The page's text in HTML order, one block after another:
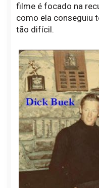
filme é focado na
como ela conseguiu
tão difícil.